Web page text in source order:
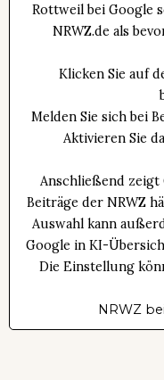
Rottweil bei Google
NRWZ.de als
Klicken Sie auf
Melden Sie sich bei
Aktivieren Sie
Anschließend zeigt
Beiträge der NRWZ
Auswahl kann
Google in KI-
Die Einstellung
NRWZ